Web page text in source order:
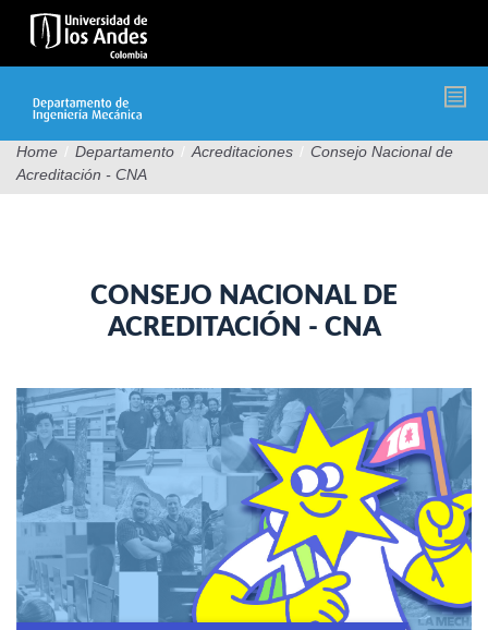
Pasar
contenido
Home / Departamento / Acreditaciones / Consejo Nacional de
Acreditación - CNA
CONSEJO NACIONAL DE
ACREDITACIÓN - CNA